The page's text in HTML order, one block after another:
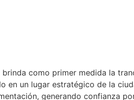
como primer medida la
en un lugar estratégico de la
generando confianza